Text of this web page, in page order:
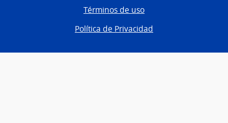
Términos de uso
Política de Privacidad